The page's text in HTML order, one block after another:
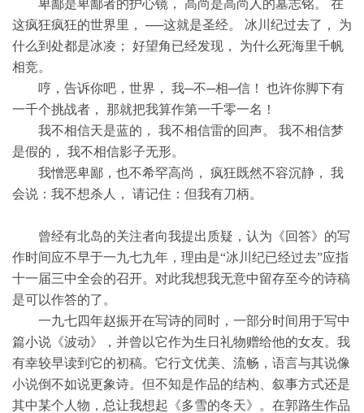
卑鄙是卑鄙者的护心镜， 高尚是高尚人的墓志铭。 在
这疯狂疯狂的世界里， ──这就是圣经。 冰川纪过去了， 为
什么到处都是冰凌； 好望角已经发现， 为什么死海里千帆
相竞。
哼，告诉你吧，世界， 我─不─相─信！ 也许你脚下有
一千个挑战者， 那就把我算作第一千零一名！
我不相信天是蓝的， 我不相信雷的回声。 我不相信梦
是假的， 我不相信影子无形。
我憎恶卑鄙，也不希罕高尚， 疯狂既然不容沉静， 我
会说：我不想杀人， 请记住：但我有刀柄。
曾经有北岛的关注者向我提出质疑，认为《回答》的写
作时间应不早于一九七九年，理由是“冰川纪已经过去”应指
十一届三中全会的召开。对此我想我无意中留存至今的诗稿
是可以作答的了。
一九七四年赵振开在写诗的同时，一部分时间用于写中
篇小说《波动》，并曾以它作为生日礼物赠给他的女友。我
有幸较早读到它的初稿。它行文优美、流畅，语言与其说像
小说倒不如说更象诗。但不知是作品的结构、叙事方式还是
其中某个人物，总让我想起《多雪的冬天》。在郭路生作品